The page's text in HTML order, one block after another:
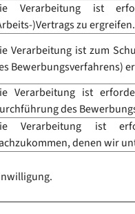
Verarbeitung ist
)Vertrags zu ergreifen.
Verarbeitung ist zum
Bewerbungsverfahrens)
Verarbeitung ist
des
Verarbeitung ist
denen wir